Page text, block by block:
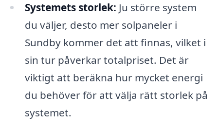
Systemets storlek: Ju större system
du väljer, desto mer solpaneler i
Sundby kommer det att finnas, vilket i
sin tur påverkar totalpriset. Det är
viktigt att beräkna hur mycket energi
du behöver för att välja rätt storlek på
systemet.